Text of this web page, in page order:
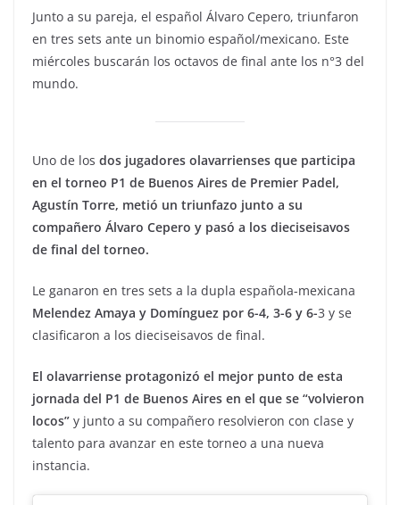
Junto a su pareja, el español Álvaro Cepero, triunfaron
en tres sets ante un binomio español/mexicano. Este
miércoles buscarán los octavos de final ante los n°3 del
mundo.
Uno de los dos jugadores olavarrienses que participa
en el torneo P1 de Buenos Aires de Premier Padel,
Agustín Torre, metió un triunfazo junto a su
compañero Álvaro Cepero y pasó a los dieciseisavos
de final del torneo.
Le ganaron en tres sets a la dupla española-mexicana
Melendez Amaya y Domínguez por 6-4, 3-6 y 6-3 y se
clasificaron a los dieciseisavos de final.
El olavarriense protagonizó el mejor punto de esta
jornada del P1 de Buenos Aires en el que se “volvieron
locos” y junto a su compañero resolvieron con clase y
talento para avanzar en este torneo a una nueva
instancia.